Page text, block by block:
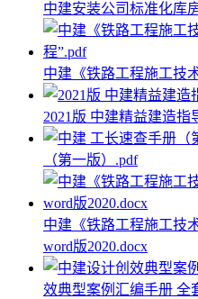
中建安装公司标准化库
中建《铁路工程施工技
2021版 中建精益建造
（第一版）.pdf
中建《铁路工程施工技
word版2020.docx
效典型案例汇编手册 全